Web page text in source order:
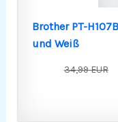
Brother PT-
und Weiß
34,99 EUR